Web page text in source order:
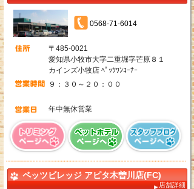
0568-71-6014
〒485-0021
愛知県小牧市大字二重堀字芒原８１
カインズ小牧店 ﾍﾟｯﾂﾜﾝｺｰﾅｰ
９：３０～２０：００
年中無休営業
ペッツビレッジ アピタ木曽川店(FC)
店舗詳細